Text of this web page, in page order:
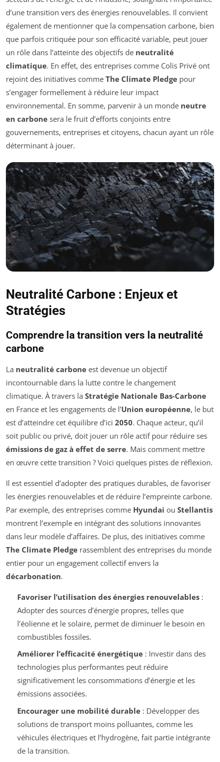
d’une transition vers des énergies renouvelables. Il convient
également de mentionner que la compensation carbone, bien
que parfois critiquée pour son efficacité variable, peut jouer
un rôle dans l’atteinte des objectifs de neutralité
climatique. En effet, des entreprises comme Colis Privé ont
rejoint des initiatives comme The Climate Pledge pour
s’engager formellement à réduire leur impact
environnemental. En somme, parvenir à un monde neutre
en carbone sera le fruit d’efforts conjoints entre
gouvernements, entreprises et citoyens, chacun ayant un rôle
déterminant à jouer.
Neutralité Carbone : Enjeux et
Stratégies
Comprendre la transition vers la neutralité
carbone
La neutralité carbone est devenue un objectif
incontournable dans la lutte contre le changement
climatique. À travers la Stratégie Nationale Bas-Carbone
en France et les engagements de l’Union européenne, le but
est d’atteindre cet équilibre d’ici 2050. Chaque acteur, qu’il
soit public ou privé, doit jouer un rôle actif pour réduire ses
émissions de gaz à effet de serre. Mais comment mettre
en œuvre cette transition ? Voici quelques pistes de réflexion.
Il est essentiel d’adopter des pratiques durables, de favoriser
les énergies renouvelables et de réduire l’empreinte carbone.
Par exemple, des entreprises comme Hyundai ou Stellantis
montrent l’exemple en intégrant des solutions innovantes
dans leur modèle d’affaires. De plus, des initiatives comme
The Climate Pledge rassemblent des entreprises du monde
entier pour un engagement collectif envers la
décarbonation.
Favoriser l’utilisation des énergies renouvelables:
Adopter des sources d’énergie propres, telles que
l’éolienne et le solaire, permet de diminuer le besoin en
combustibles fossiles.
Améliorer l’efficacité énergétique: Investir dans des
technologies plus performantes peut réduire
significativement les consommations d’énergie et les
émissions associées.
Encourager une mobilité durable: Développer des
solutions de transport moins polluantes, comme les
véhicules électriques et l’hydrogène, fait partie intégrante
de la transition.